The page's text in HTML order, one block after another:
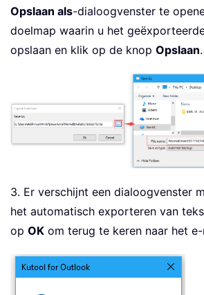
Opslaan als-dialoogvenster te
doelmap waarin u het
opslaan en klik op de knop Opslaan.
3. Er verschijnt een dialoogvenster
het automatisch exporteren van
op OK om terug te keren naar het